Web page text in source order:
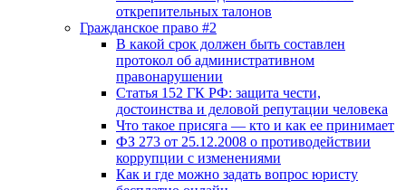
открепительных талонов
Гражданское право #2
В какой срок должен быть составлен
протокол об административном
правонарушении
Статья 152 ГК РФ: защита чести,
достоинства и деловой репутации человека
Что такое присяга — кто и как ее принимает
ФЗ 273 от 25.12.2008 о противодействии
коррупции с изменениями
Как и где можно задать вопрос юристу